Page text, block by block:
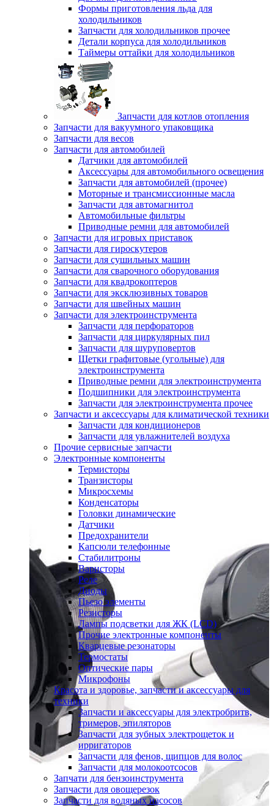
Формы приготовления льда для
холодильников
Запчасти для холодильников прочее
Детали корпуса для холодильников
Таймеры оттайки для холодильников
Запчасти для котлов отопления
Запчасти для вакуумного упаковщика
Запчасти для весов
Запчасти для автомобилей
Датчики для автомобилей
Аксессуары для автомобильного освещения
Запчасти для автомобилей (прочее)
Моторные и трансмиссионные масла
Запчасти для автомагнитол
Автомобильные фильтры
Приводные ремни для автомобилей
Запчасти для игровых приставок
Запчасти для гироскутеров
Запчасти для сушильных машин
Запчасти для сварочного оборудования
Запчасти для квадрокоптеров
Запчасти для эксклюзивных товаров
Запчасти для швейных машин
Запчасти для электроинструмента
Запчасти для перфораторов
Запчасти для циркулярных пил
Запчасти для шуруповертов
Щетки графитовые (угольные) для
электроинструмента
Приводные ремни для электроинструмента
Подшипники для электроинструмента
Запчасти для электроинструмента прочее
Запчасти и аксессуары для климатической техники
Запчасти для кондиционеров
Запчасти для увлажнителей воздуха
Прочие сервисные запчасти
Электронные компоненты
Термисторы
Транзисторы
Микросхемы
Конденсаторы
Головки динамические
Датчики
Предохранители
Капсюли телефонные
Стабилитроны
Варисторы
Реле
Диоды
Пьезо элементы
Резисторы
Лампы подсветки для ЖК (LCD)
Прочие электронные компоненты
Кварцевые резонаторы
Термостаты
Оптические пары
Микрофоны
Красота и здоровье, запчасти и аксессуары для
техники
Запчасти и аксессуары для электробритв,
тримеров, эпиляторов
Запчасти для зубных электрощеток и
ирригаторов
Запчасти для фенов, щипцов для волос
Запчасти для молокоотсосов
Запчати для бензоинструмента
Запчасти для овощерезок
Запчасти для водяных насосов